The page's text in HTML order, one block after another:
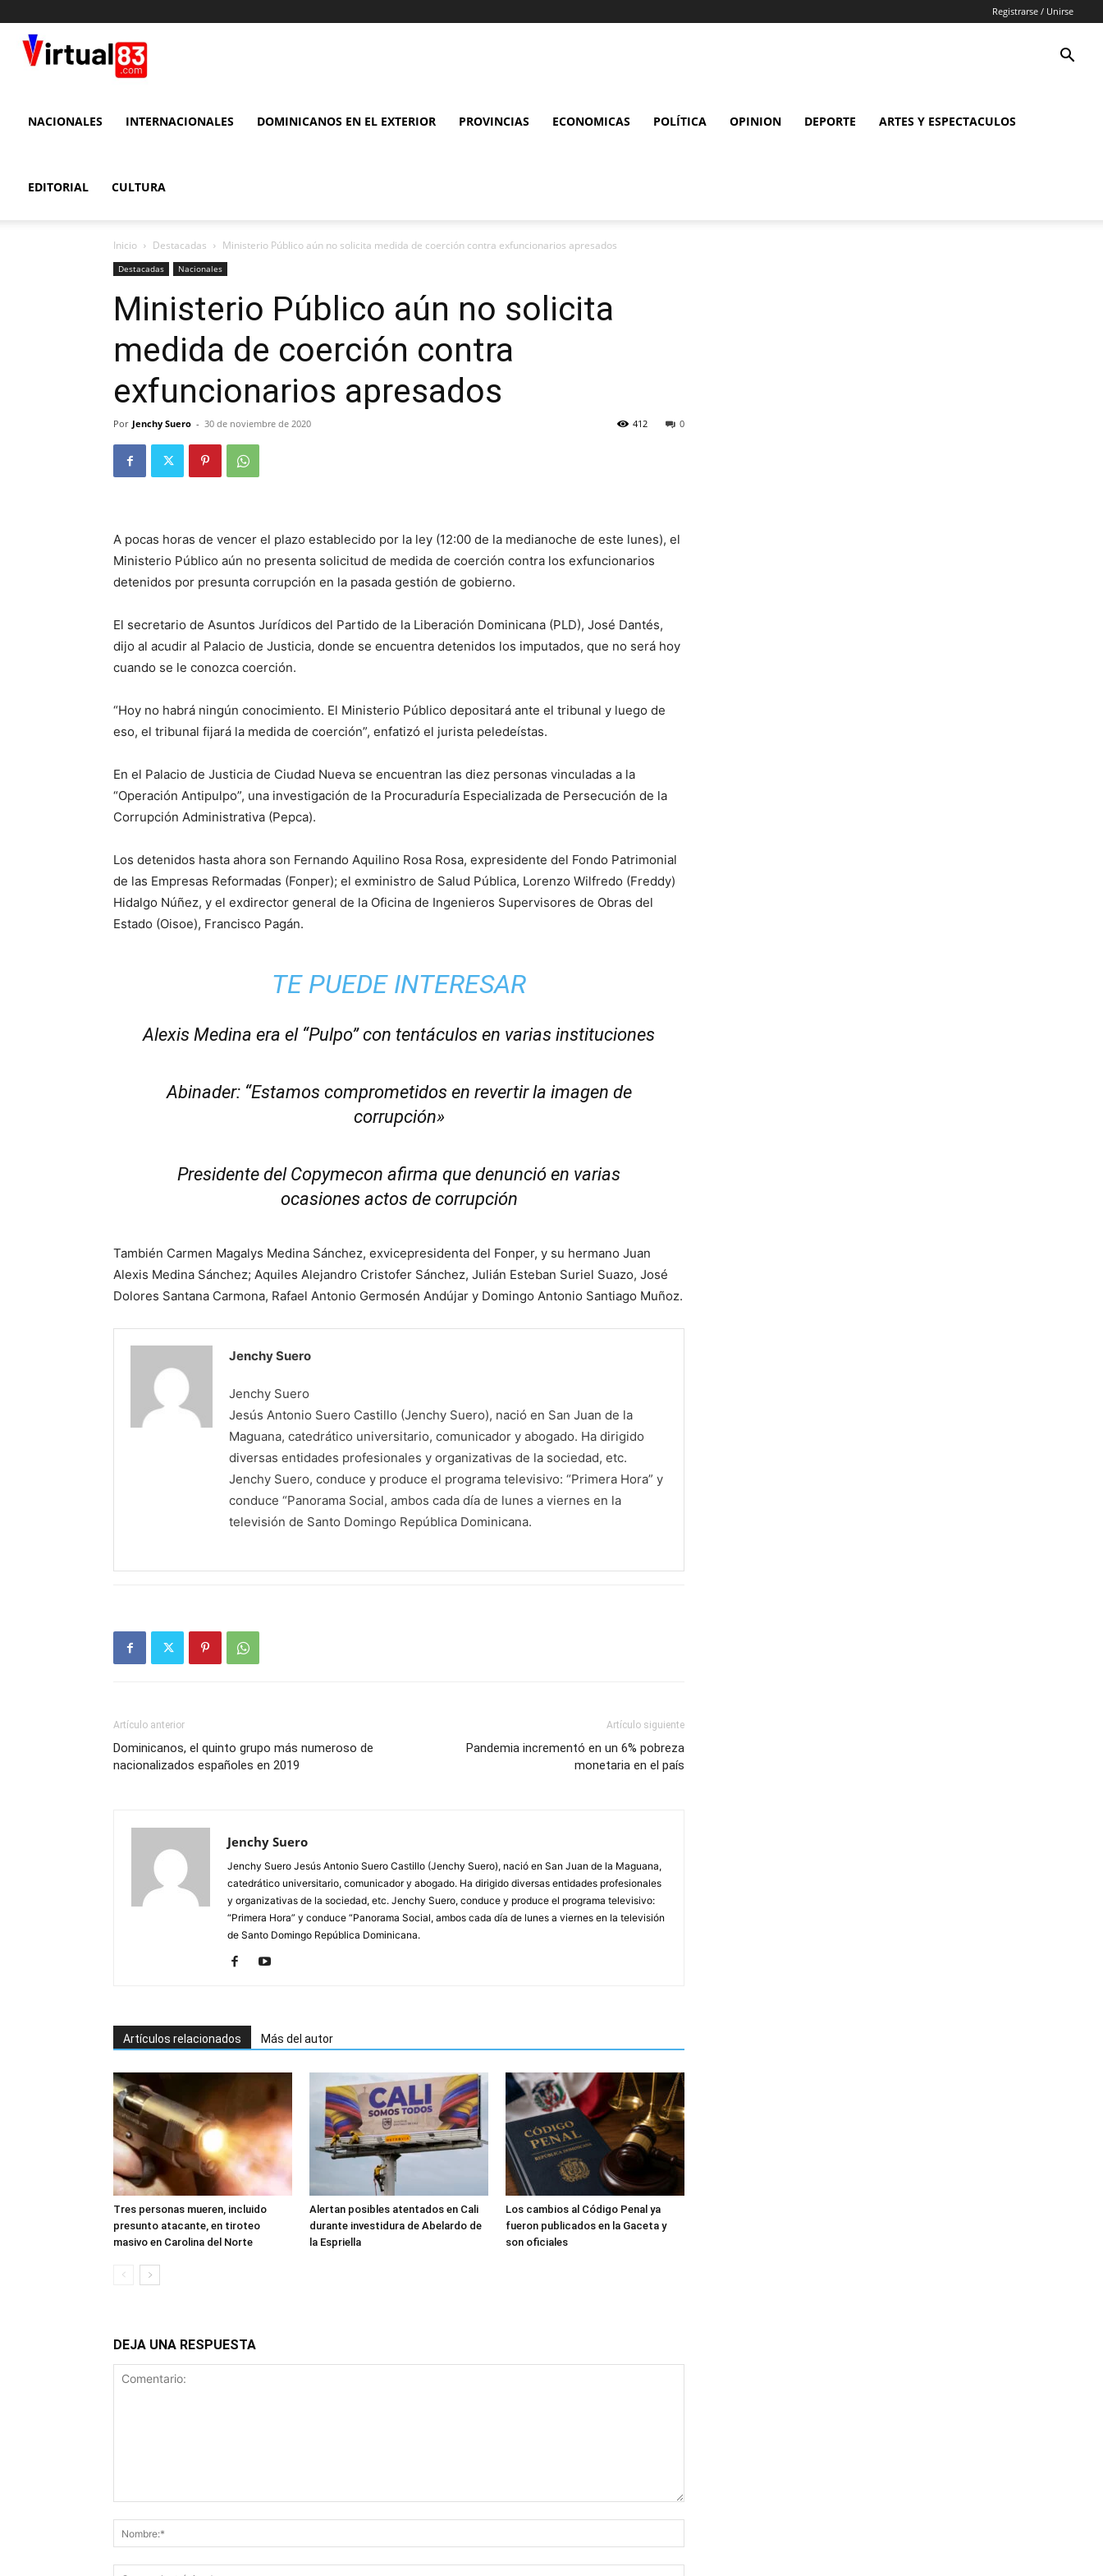
Registrarse / Unirse
83
NACIONALES INTERNACIONALES DOMINICANOS EN EL EXTERIOR PROVINCIAS ECONOMICAS POLÍTICA OPINION DEPORTE ARTES Y ESPECTACULOS
EDITORIAL CULTURA
Inicio Destacadas Ministerio Público aún no solicita medida de coerción contra exfuncionarios apresados
Destacadas Nacionales
Ministerio Público aún no solicita
medida de coerción contra
exfuncionarios apresados
Por Jenchy Suero - 30 de noviembre de 2020 0
412
A pocas horas de vencer el plazo establecido por la ley (12:00 de la medianoche de este lunes), el
Ministerio Público aún no presenta solicitud de medida de coerción contra los exfuncionarios
detenidos por presunta corrupción en la pasada gestión de gobierno.
El secretario de Asuntos Jurídicos del Partido de la Liberación Dominicana (PLD), José Dantés,
dijo al acudir al Palacio de Justicia, donde se encuentra detenidos los imputados, que no será hoy
cuando se le conozca coerción.
“Hoy no habrá ningún conocimiento. El Ministerio Público depositará ante el tribunal y luego de
eso, el tribunal fijará la medida de coerción”, enfatizó el jurista peledeístas.
En el Palacio de Justicia de Ciudad Nueva se encuentran las diez personas vinculadas a la
“Operación Antipulpo”, una investigación de la Procuraduría Especializada de Persecución de la
Corrupción Administrativa (Pepca).
Los detenidos hasta ahora son Fernando Aquilino Rosa Rosa, expresidente del Fondo Patrimonial
de las Empresas Reformadas (Fonper); el exministro de Salud Pública, Lorenzo Wilfredo (Freddy)
Hidalgo Núñez, y el exdirector general de la Oficina de Ingenieros Supervisores de Obras del
Estado (Oisoe), Francisco Pagán.
TE PUEDE INTERESAR
Alexis Medina era el “Pulpo” con tentáculos en varias instituciones
Abinader: “Estamos comprometidos en revertir la imagen de
corrupción»
Presidente del Copymecon afirma que denunció en varias
ocasiones actos de corrupción
También Carmen Magalys Medina Sánchez, exvicepresidenta del Fonper, y su hermano Juan
Alexis Medina Sánchez; Aquiles Alejandro Cristofer Sánchez, Julián Esteban Suriel Suazo, José
Dolores Santana Carmona, Rafael Antonio Germosén Andújar y Domingo Antonio Santiago Muñoz.
Jenchy Suero
Jenchy Suero
Jesús Antonio Suero Castillo (Jenchy Suero), nació en San Juan de la
Maguana, catedrático universitario, comunicador y abogado. Ha dirigido
diversas entidades profesionales y organizativas de la sociedad, etc.
Jenchy Suero, conduce y produce el programa televisivo: “Primera Hora” y
conduce “Panorama Social, ambos cada día de lunes a viernes en la
televisión de Santo Domingo República Dominicana.
Artículo anterior
Dominicanos, el quinto grupo más numeroso de
nacionalizados españoles en 2019
Artículo siguiente
Pandemia incrementó en un 6% pobreza
monetaria en el país
Jenchy Suero
Jenchy Suero Jesús Antonio Suero Castillo (Jenchy Suero), nació en San Juan de la Maguana,
catedrático universitario, comunicador y abogado. Ha dirigido diversas entidades profesionales
y organizativas de la sociedad, etc. Jenchy Suero, conduce y produce el programa televisivo:
“Primera Hora” y conduce “Panorama Social, ambos cada día de lunes a viernes en la televisión
de Santo Domingo República Dominicana.
Artículos relacionados Más del autor
Tres personas mueren, incluido
presunto atacante, en tiroteo
masivo en Carolina del Norte
Alertan posibles atentados en Cali
durante investidura de Abelardo de
la Espriella
Los cambios al Código Penal ya
fueron publicados en la Gaceta y
son oficiales
DEJA UNA RESPUESTA